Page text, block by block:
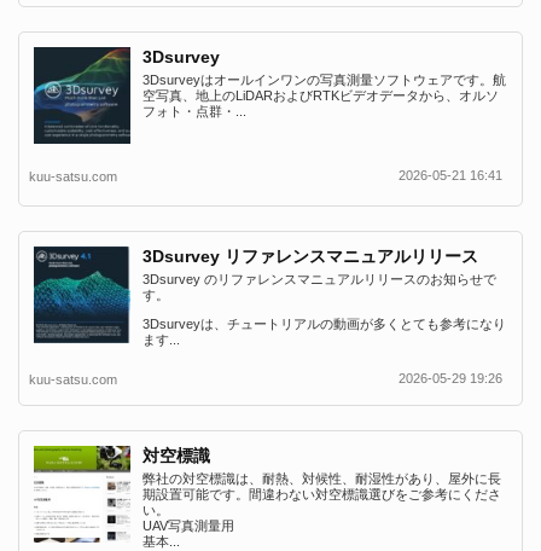
3Dsurvey
3Dsurveyはオールインワンの写真測量ソフトウェアです。航
空写真、地上のLiDARおよびRTKビデオデータから、オルソ
フォト・点群・...
kuu-satsu.com 2026-05-21 16:41
3Dsurvey リファレンスマニュアルリリース
3Dsurvey のリファレンスマニュアルリリースのお知らせで
す。
3Dsurveyは、チュートリアルの動画が多くとても参考になり
ます...
kuu-satsu.com 2026-05-29 19:26
対空標識
弊社の対空標識は、耐熱、対候性、耐湿性があり、屋外に長
期設置可能です。間違わない対空標識選びをご参考にくださ
い。
UAV写真測量用
基本...